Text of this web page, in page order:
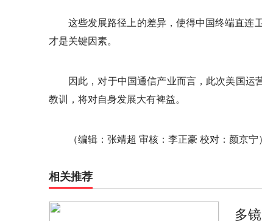
这些发展路径上的差异，使得中国终端直连
才是关键因素。
因此，对于中国通信产业而言，此次美国
教训，将对自身发展大有裨益。
（编辑：张靖超 审核：李正豪 校对：颜京宁）
相关推荐
多